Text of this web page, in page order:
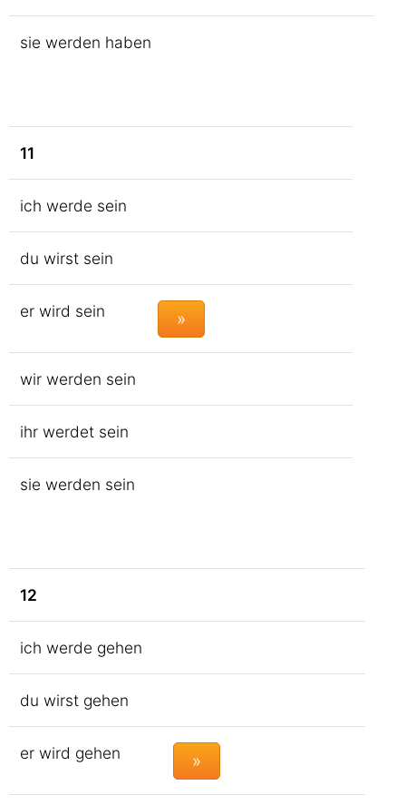
sie werden haben
11
ich werde sein
du wirst sein
er wird sein »
wir werden sein
ihr werdet sein
sie werden sein
12
ich werde gehen
du wirst gehen
er wird gehen »